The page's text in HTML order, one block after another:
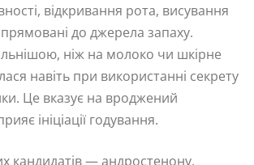
відкривання рота, висування
до джерела запаху.
ніж на молоко чи шкірне
навіть при використанні секрету
Це вказує на вроджений
ініціації годування.
кандидатів — андростенону,